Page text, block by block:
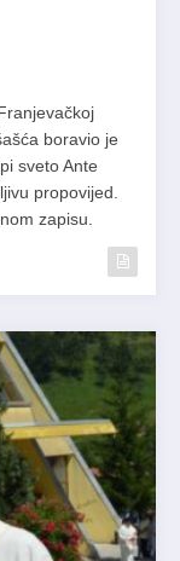
boravio je
sveto Ante
propovijed.
zapisu.